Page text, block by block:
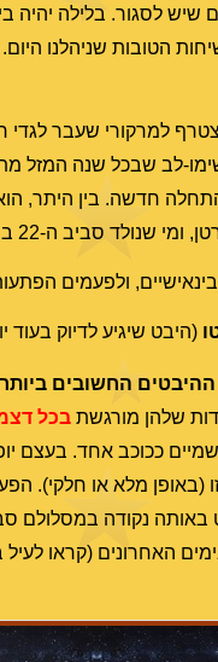
לסגור. בלילה יהיה
הטובות שניהלנו היום.
הם בני מזל גדי. שימו-לב
חדשה. בין היתר,
ולפעמים
(היבט שיגיע לדיוק בעוד
החשובים
שלהן מורגשת בכל
ככוכב אחד. בעצם
היו כמעט באותה נקודה